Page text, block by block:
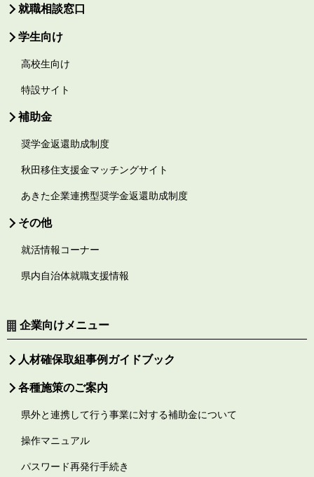
就職相談窓口
学生向け
高校生向け
特設サイト
補助金
奨学金返還助成制度
秋田移住支援金マッチングサイト
あきた企業連携型奨学金返還助成制度
その他
就活情報コーナー
県内自治体就職支援情報
企業向けメニュー
人材確保取組事例ガイドブック
各種施策のご案内
県外と連携して行う事業に対する補助金について
操作マニュアル
パスワード再発行手続き